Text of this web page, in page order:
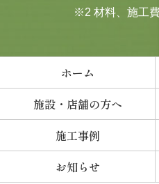
※2 材料、施工
ホーム
施設・店舗の方へ
施工事例
お知らせ